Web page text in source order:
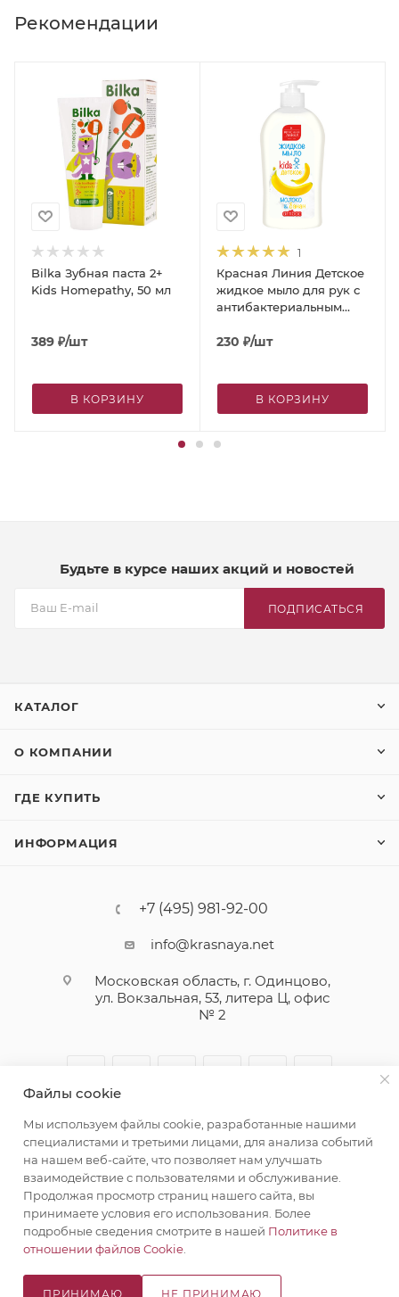
Рекомендации
Bilka Зубная паста 2+
Kids Homepathy, 50 мл
389 ₽/шт
В КОРЗИНУ
1
Красная Линия Детское
жидкое мыло для рук с
антибактериальным
банан», 500 г
230 ₽/шт
В КОРЗИНУ
Будьте в курсе наших акций и новостей
ПОДПИСАТЬСЯ
КАТАЛОГ
О КОМПАНИИ
ГДЕ КУПИТЬ
ИНФОРМАЦИЯ
+7 (495) 981-92-00
info@krasnaya.net
Московская область, г. Одинцово,
ул. Вокзальная, 53, литера Ц, офис
№ 2
© 2026 Русская Косметика. Все права защищены
Создание сайта WRP
Файлы cookie
Мы используем файлы cookie, разработанные нашими
специалистами и третьими лицами, для анализа событий
на нашем веб-сайте, что позволяет нам улучшать
взаимодействие с пользователями и обслуживание.
Продолжая просмотр страниц нашего сайта, вы
принимаете условия его использования. Более
подробные сведения смотрите в нашей Политике в
отношении файлов Cookie
ПРИНИМАЮ НЕ ПРИНИМАЮ